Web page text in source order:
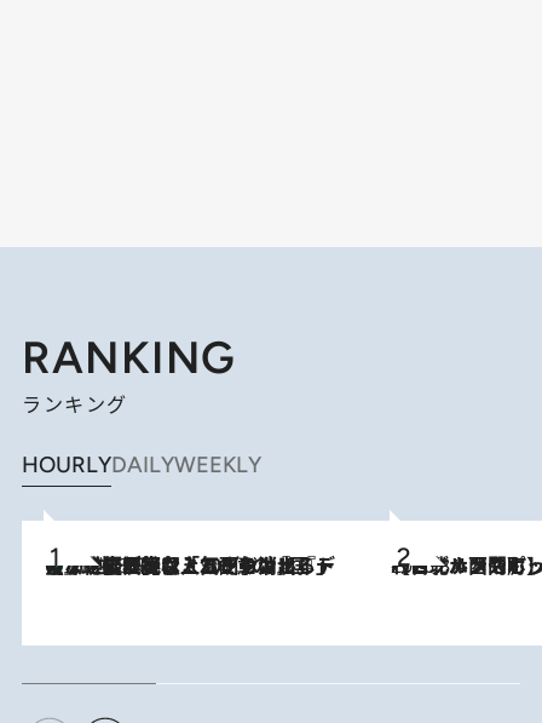
RANKING
ランキング
HOURLYDAILYWEEKLY
2026.8.5
【なぜ吉沢亮は「気配を消せる」のか？】興行収入208億の『国宝』を経て挑むミュージカル『ディア・エヴァン・ハンセン』。トップ俳優が舞台上でさらけ出した“孤独”とは 2026.8.4
【台北・西門町】台湾旅行で行くべきグルメスポット7選《濃厚ルーローハンやもっちり粽、サクふわドーナツも》